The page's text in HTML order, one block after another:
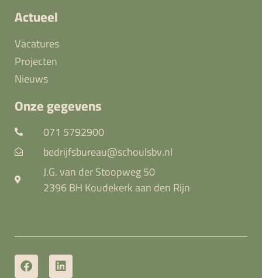
Actueel
Vacatures
Projecten
Nieuws
Onze gegevens
071 5792900
bedrijfsbureau@schoulsbv.nl
J.G. van der Stoopweg 50
2396 BH Koudekerk aan den Rijn